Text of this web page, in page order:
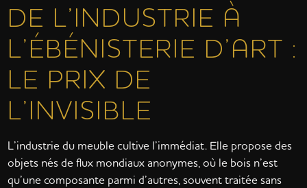
DE L’INDUSTRIE À
L’ÉBÉNISTERIE D’ART :
LE PRIX DE
L’INVISIBLE
L’industrie du meuble cultive l’immédiat. Elle propose des
objets nés de flux mondiaux anonymes, où le bois n’est
qu’une composante parmi d’autres, souvent traitée sans